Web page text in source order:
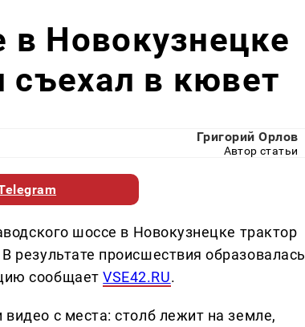
Новокузнецке
съехал в кювет
Григорий Орлов
Автор статьи
шоссе в Новокузнецке трактор
происшествия образовалась
сообщаетVSE42.RU.
с места: столб лежит на земле,